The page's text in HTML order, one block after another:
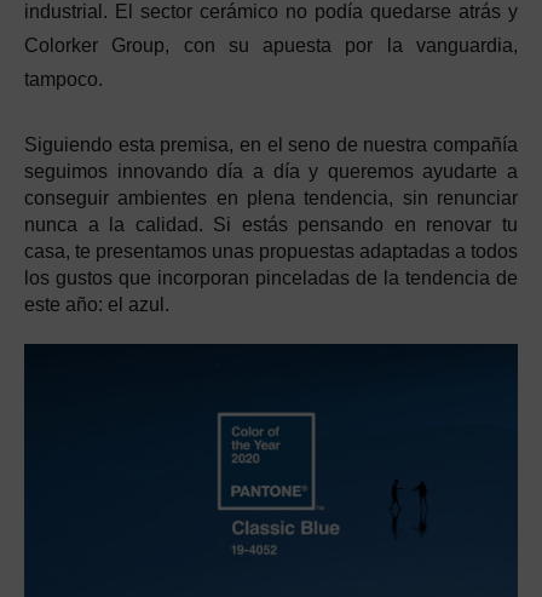
industrial. El sector cerámico no podía quedarse atrás y
Colorker Group, con su apuesta por la vanguardia,
tampoco.
Siguiendo esta premisa, en el seno de nuestra compañía
seguimos innovando día a día y queremos ayudarte a
conseguir ambientes en plena tendencia, sin renunciar
nunca a la calidad. Si estás pensando en renovar tu
casa, te presentamos unas propuestas adaptadas a todos
los gustos que incorporan pinceladas de la tendencia de
este año: el azul.